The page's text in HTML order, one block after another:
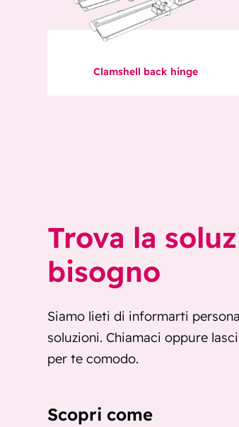
Clamshell back hinge
Trova la
bisogno
Siamo lieti di informarti
soluzioni. Chiamaci oppure
per te comodo.
Scopri come